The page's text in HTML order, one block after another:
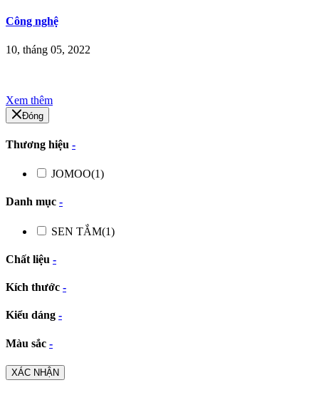
Công nghệ
10, tháng 05, 2022
Xem thêm
Đóng
Thương hiệu -
JOMOO(1)
Danh mục -
SEN TẮM(1)
Chất liệu -
Kích thước -
Kiểu dáng -
Màu sắc -
XÁC NHẬN